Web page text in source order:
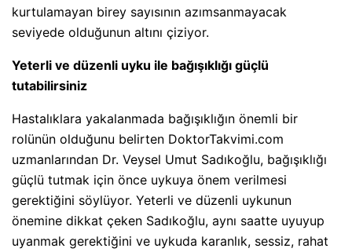
kurtulamayan birey sayısının azımsanmayacak
seviyede olduğunun altını çiziyor.
Yeterli ve düzenli uyku ile bağışıklığı güçlü
tutabilirsiniz
Hastalıklara yakalanmada bağışıklığın önemli bir
rolünün olduğunu belirten DoktorTakvimi.com
uzmanlarından Dr. Veysel Umut Sadıkoğlu, bağışıklığı
güçlü tutmak için önce uykuya önem verilmesi
gerektiğini söylüyor. Yeterli ve düzenli uykunun
önemine dikkat çeken Sadıkoğlu, aynı saatte uyuyup
uyanmak gerektiğini ve uykuda karanlık, sessiz, rahat